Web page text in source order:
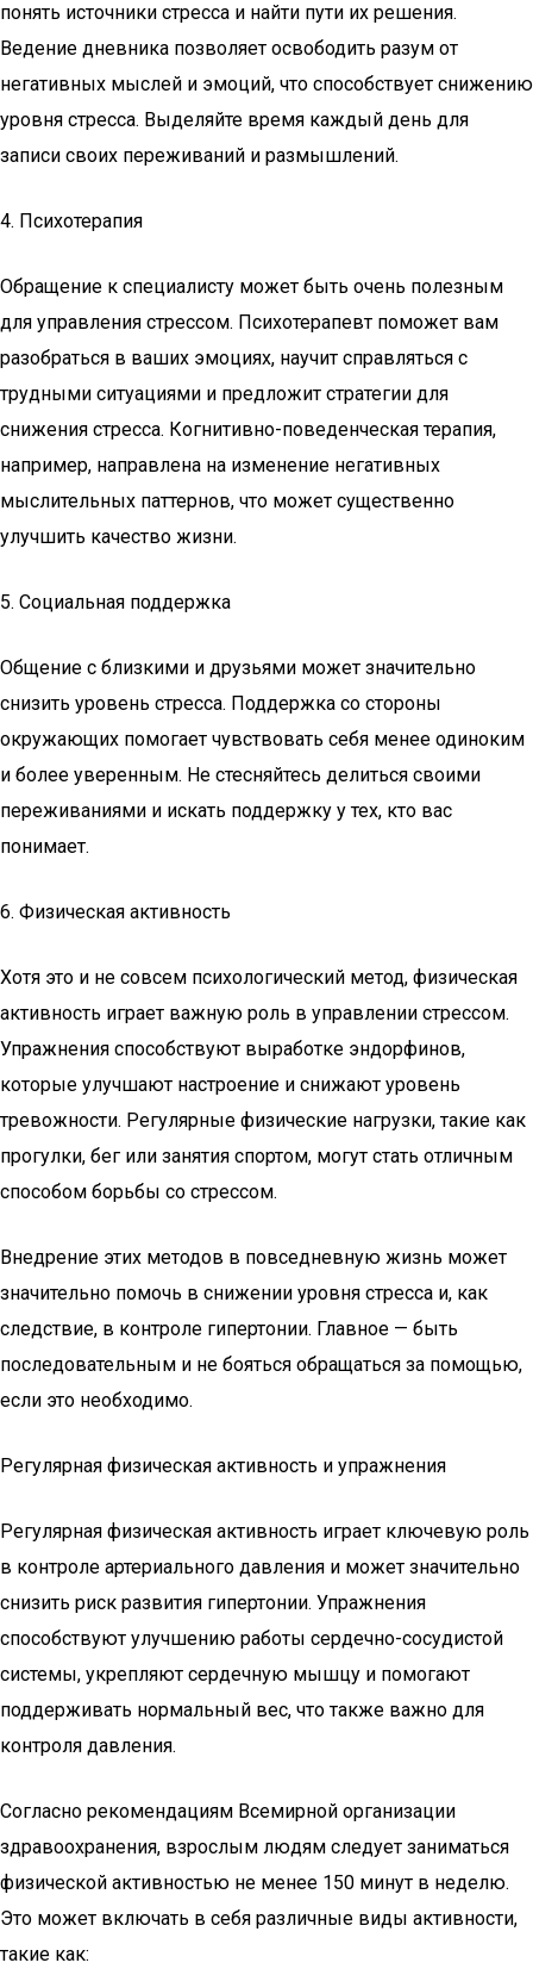
понять источники стресса и найти пути их решения.
Ведение дневника позволяет освободить разум от
негативных мыслей и эмоций, что способствует снижению
уровня стресса. Выделяйте время каждый день для
записи своих переживаний и размышлений.
4. Психотерапия
Обращение к специалисту может быть очень полезным
для управления стрессом. Психотерапевт поможет вам
разобраться в ваших эмоциях, научит справляться с
трудными ситуациями и предложит стратегии для
снижения стресса. Когнитивно-поведенческая терапия,
например, направлена на изменение негативных
мыслительных паттернов, что может существенно
улучшить качество жизни.
5. Социальная поддержка
Общение с близкими и друзьями может значительно
снизить уровень стресса. Поддержка со стороны
окружающих помогает чувствовать себя менее одиноким
и более уверенным. Не стесняйтесь делиться своими
переживаниями и искать поддержку у тех, кто вас
понимает.
6. Физическая активность
Хотя это и не совсем психологический метод, физическая
активность играет важную роль в управлении стрессом.
Упражнения способствуют выработке эндорфинов,
которые улучшают настроение и снижают уровень
тревожности. Регулярные физические нагрузки, такие как
прогулки, бег или занятия спортом, могут стать отличным
способом борьбы со стрессом.
Внедрение этих методов в повседневную жизнь может
значительно помочь в снижении уровня стресса и, как
следствие, в контроле гипертонии. Главное — быть
последовательным и не бояться обращаться за помощью,
если это необходимо.
Регулярная физическая активность и упражнения
Регулярная физическая активность играет ключевую роль
в контроле артериального давления и может значительно
снизить риск развития гипертонии. Упражнения
способствуют улучшению работы сердечно-сосудистой
системы, укрепляют сердечную мышцу и помогают
поддерживать нормальный вес, что также важно для
контроля давления.
Согласно рекомендациям Всемирной организации
здравоохранения, взрослым людям следует заниматься
физической активностью не менее 150 минут в неделю.
Это может включать в себя различные виды активности,
такие как: